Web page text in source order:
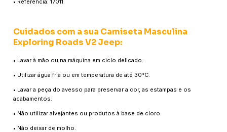
Cuidados com a sua Camiseta Masculina
Exploring Roads V2 Jeep:
• Lavar à mão ou na máquina em ciclo delicado.
• Utilizar água fria ou em temperatura de até 30°C.
• Lavar a peça do avesso para preservar a cor, as estampas e os
acabamentos.
• Não utilizar alvejantes ou produtos à base de cloro.
• Não deixar de molho.